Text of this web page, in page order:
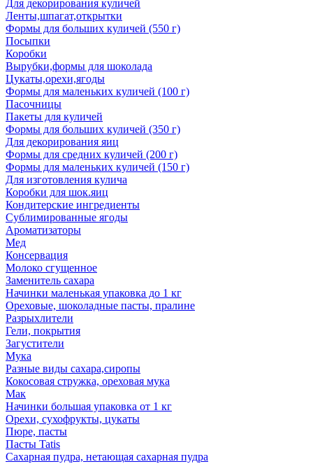
Для декорирования куличей
Ленты,шпагат,открытки
Формы для больших куличей (550 г)
Посыпки
Коробки
Вырубки,формы для шоколада
Цукаты,орехи,ягоды
Формы для маленьких куличей (100 г)
Пасочницы
Пакеты для куличей
Формы для больших куличей (350 г)
Для декорирования яиц
Формы для средних куличей (200 г)
Формы для маленьких куличей (150 г)
Для изготовления кулича
Коробки для шок.яиц
Кондитерские ингредиенты
Сублимированные ягоды
Ароматизаторы
Мед
Консервация
Молоко сгущенное
Заменитель сахара
Начинки маленькая упаковка до 1 кг
Ореховые, шоколадные пасты, пралине
Разрыхлители
Гели, покрытия
Загустители
Мука
Разные виды сахара,сиропы
Кокосовая стружка, ореховая мука
Мак
Начинки большая упаковка от 1 кг
Орехи, сухофрукты, цукаты
Пюре, пасты
Пасты Tatis
Сахарная пудра, нетающая сахарная пудра